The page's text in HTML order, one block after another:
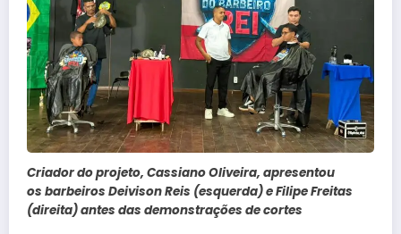
Criador do projeto, Cassiano Oliveira, apresentou
os barbeiros Deivison Reis (esquerda) e Filipe Freitas
(direita) antes das demonstrações de cortes